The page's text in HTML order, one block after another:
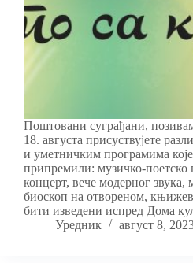
Поштовани суграђани,
18. августа присуствујете
и уметничким програмима
припремили: музичко-поетско
концерт, вече модерног звука,
биоскоп на отвореном,
бити изведени испред Дома
Уредник
август 8,